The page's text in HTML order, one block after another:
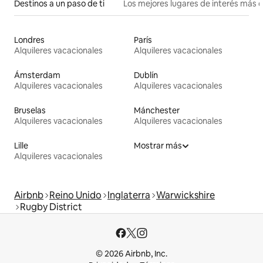
Destinos a un paso de ti Los mejores lugares de interés más
Londres
Alquileres vacacionales
París
Alquileres vacacionales
Ámsterdam
Alquileres vacacionales
Dublín
Alquileres vacacionales
Bruselas
Alquileres vacacionales
Mánchester
Alquileres vacacionales
Lille
Alquileres vacacionales
Mostrar más
Airbnb Reino Unido Inglaterra Warwickshire
Rugby District
© 2026 Airbnb, Inc.